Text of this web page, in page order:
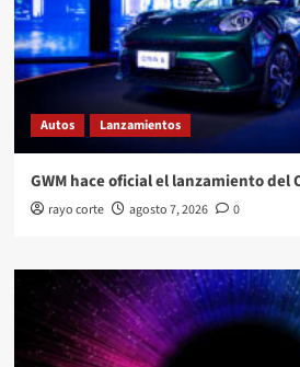
Autos Lanzamientos
GWM hace oficial el lanzamiento del
rayo corte agosto 7, 2026 0